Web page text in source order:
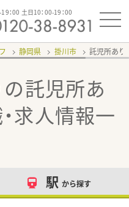
：00 土日10：00-19：00
静岡県 掛川市 託児所あり
の託児所あ
求人情報一
駅 から探す